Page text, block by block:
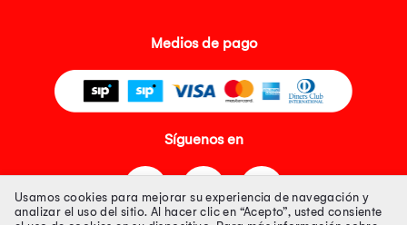
Medios de pago
Síguenos en
Usamos cookies para mejorar su experiencia de navegación y
analizar el uso del sitio. Al hacer clic en “Acepto”, usted consiente